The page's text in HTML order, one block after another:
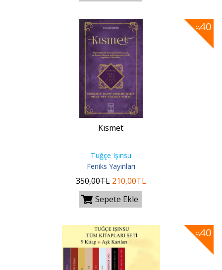
%40
Kısmet
Tuğçe Işınsu
Feniks Yayınları
350,00TL 210,00TL
Sepete Ekle
%40